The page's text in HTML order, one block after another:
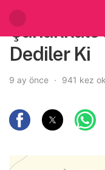
Dediler Ki
9 ay önce 941 kez